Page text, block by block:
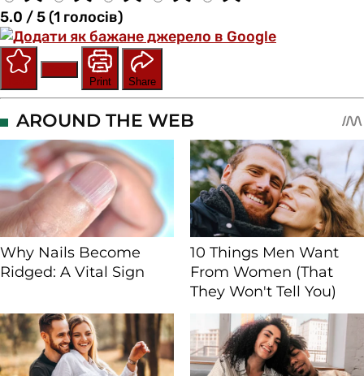
5.0 / 5 (1 голосів)
Print
Share